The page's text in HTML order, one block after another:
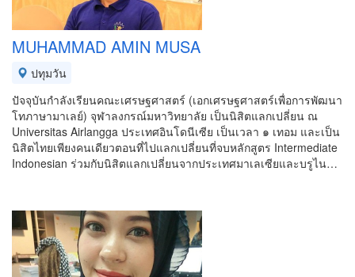
MUHAMMAD AMIN MUSA
ปทุมวัน
ปัจจุบันกำลังเรียนคณะเศรษฐศาสตร์ (เอกเศรษฐศาสตร์เพื่อการพัฒนา
โทภาษามาเลย์) จุฬาลงกรณ์มหาวิทยาลัย เป็นนิสิตแลกเปลี่ยน ณ
Universitas Airlangga ประเทศอินโดนีเซีย เป็นเวลา ๑ เทอม และเป็น
นิสิตไทยเพียงคนเดียวตอนที่ไปแลกเปลี่ยนที่จบหลักสูตร Intermediate
Indonesian ร่วมกับนิสิตแลกเปลี่ยนจากประเทศมาเลเซียและบรูไน…